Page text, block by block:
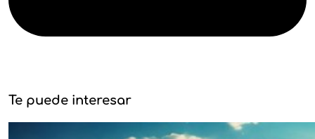
Te puede interesar